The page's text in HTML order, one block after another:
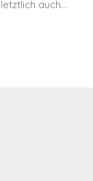
auch…